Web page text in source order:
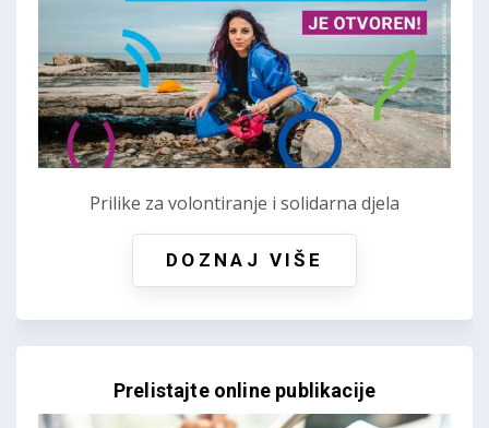
Prilike za volontiranje i solidarna djela
DOZNAJ VIŠE
Prelistajte online publikacije